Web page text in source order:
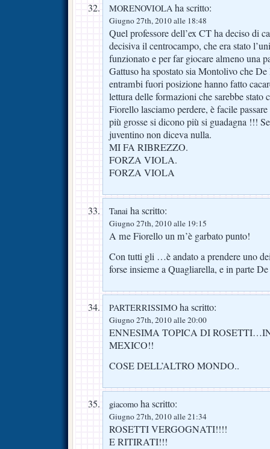
MORENOVIOLA ha scritto:
Giugno 27th, 2010 alle 18:48
Quel professore dell’ex CT ha deciso di
decisiva il centrocampo, che era stato
funzionato e per far giocare almeno una
Gattuso ha spostato sia Montolivo che De
entrambi fuori posizione hanno fatto
lettura delle formazioni che sarebbe stato
Fiorello lasciamo perdere, è facile
più grosse si dicono più si guadagna !!!
juventino non diceva nulla.
MI FA RIBREZZO.
FORZA VIOLA.
FORZA VIOLA
Tanai ha scritto:
Giugno 27th, 2010 alle 19:15
A me Fiorello un m’è garbato punto!
Con tutti gli …è andato a prendere uno
forse insieme a Quagliarella, e in parte
PARTERRISSIMO ha scritto:
Giugno 27th, 2010 alle 20:00
ENNESIMA TOPICA DI
MEXICO!!
COSE DELL’ALTRO MONDO..
giacomo ha scritto:
Giugno 27th, 2010 alle 21:34
ROSETTI VERGOGNATI!!!!
E RITIRATI!!!